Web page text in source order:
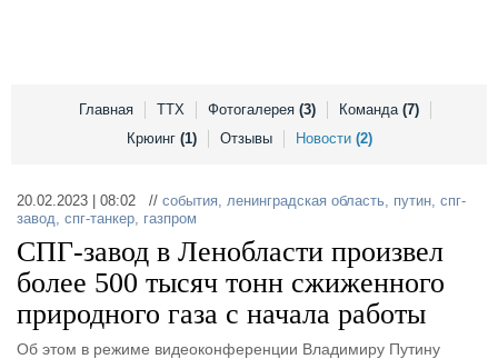
Личности
Форум
Отзывы
Главная ТТХ Фотогалерея (3) Команда (7)
Крюинг (1) Отзывы Новости (2)
20.02.2023 | 08:02 // события, ленинградская область, путин, спг-
завод, спг-танкер, газпром
СПГ-завод в Ленобласти произвел
более 500 тысяч тонн сжиженного
природного газа с начала работы
Об этом в режиме видеоконференции Владимиру Путину